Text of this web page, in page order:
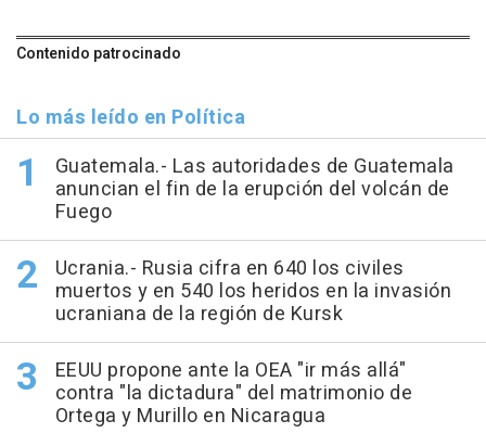
Contenido patrocinado
Lo más leído en Política
Guatemala.- Las autoridades de Guatemala
anuncian el fin de la erupción del volcán de
Fuego
Ucrania.- Rusia cifra en 640 los civiles
muertos y en 540 los heridos en la invasión
ucraniana de la región de Kursk
EEUU propone ante la OEA "ir más allá"
contra "la dictadura" del matrimonio de
Ortega y Murillo en Nicaragua